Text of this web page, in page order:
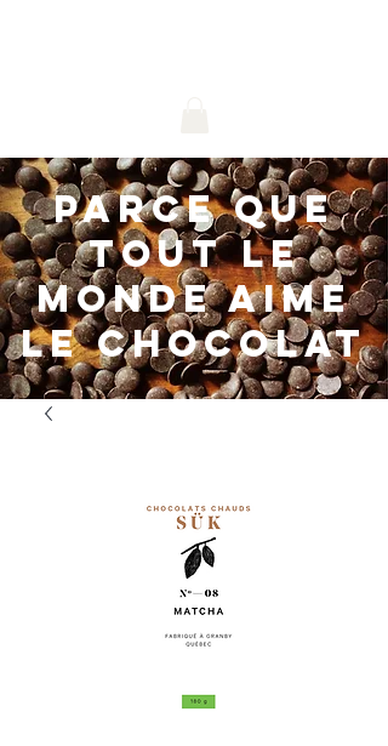
parce que
tout le
monde aime
le chocolat